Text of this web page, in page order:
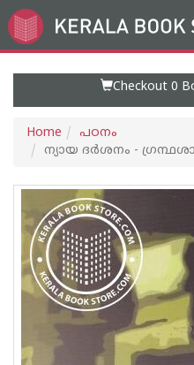
Go
to
Checkout 0
Home
പഠനം
ന്യായ ദര്‍ശനം -